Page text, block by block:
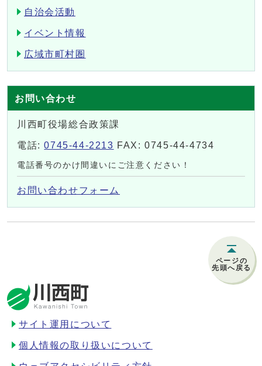
自治会活動
イベント情報
広域市町村圏
お問い合わせ
川西町役場総合政策課
電話:0745-44-2213 FAX: 0745-44-4734
電話番号のかけ間違いにご注意ください！
お問い合わせフォーム
ページの
先頭へ戻る
サイト運用について
個人情報の取り扱いについて